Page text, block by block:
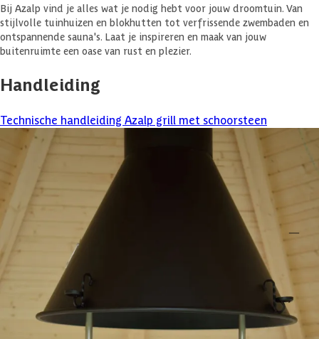
Bij Azalp vind je alles wat je nodig hebt voor jouw droomtuin. Van
stijlvolle tuinhuizen en blokhutten tot verfrissende zwembaden en
ontspannende sauna's. Laat je inspireren en maak van jouw
buitenruimte een oase van rust en plezier.
Handleiding
Technische handleiding Azalp grill met schoorsteen
Specificaties
Belangrijke specificaties
Levertijd Out of stock